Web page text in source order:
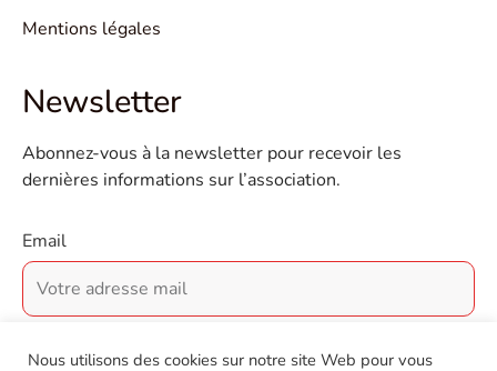
Mentions légales
Newsletter
Abonnez-vous à la newsletter pour recevoir les
dernières informations sur l’association.
Email
VALIDER
Nous utilisons des cookies sur notre site Web pour vous